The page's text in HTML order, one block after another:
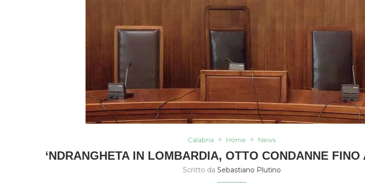
Calabria Home News
‘NDRANGHETA IN LOMBARDIA, OTTO CONDANNE FINO
Scritto da Sebastiano Plutino